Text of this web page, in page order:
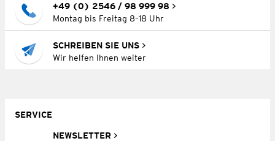
+49 (0) 2546 / 98 999 98
Montag bis Freitag 8–18 Uhr
SCHREIBEN SIE UNS
Wir helfen Ihnen weiter
SERVICE
NEWSLETTER